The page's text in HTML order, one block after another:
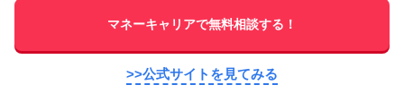
マネーキャリアで無料相談する！
>>公式サイトを見てみる